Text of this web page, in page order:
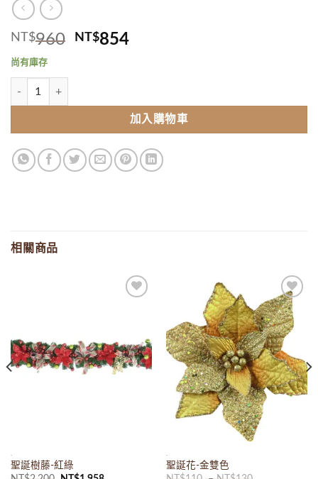
NT$960 原
NT$960。
NT$854目
NT$854。
尚有庫存
聖誕球-奢華香檳珠光球8cm(12入) 數量
加入購物車
相關商品
聖誕樹藤-紅綠
Add to
wishlist
聖誕花-金雙色